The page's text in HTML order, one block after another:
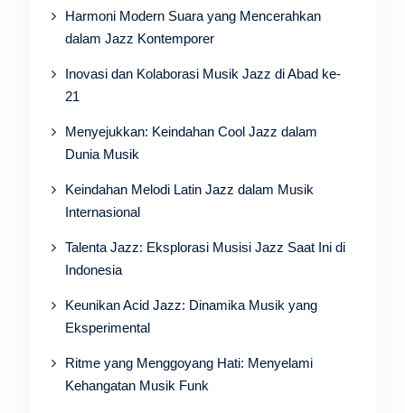
Harmoni Modern Suara yang Mencerahkan
dalam Jazz Kontemporer
Inovasi dan Kolaborasi Musik Jazz di Abad ke-
21
Menyejukkan: Keindahan Cool Jazz dalam
Dunia Musik
Keindahan Melodi Latin Jazz dalam Musik
Internasional
Talenta Jazz: Eksplorasi Musisi Jazz Saat Ini di
Indonesia
Keunikan Acid Jazz: Dinamika Musik yang
Eksperimental
Ritme yang Menggoyang Hati: Menyelami
Kehangatan Musik Funk